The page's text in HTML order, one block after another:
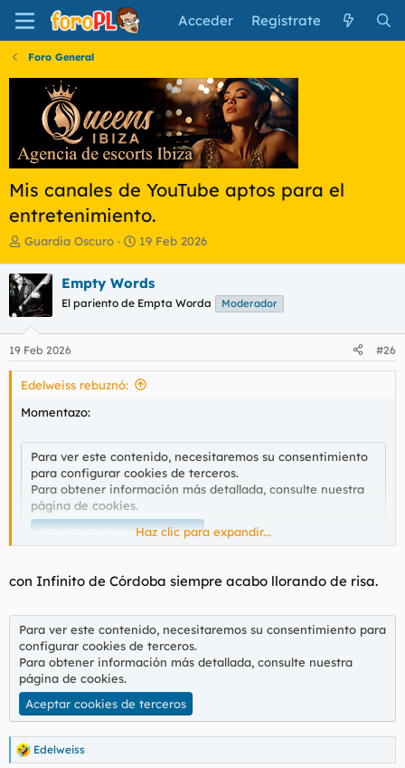
Acceder Regístrate
Foro General
Mis canales de YouTube aptos para el
entretenimiento.
I
i
c
i
a
d
o
r
d
l
m
Guardia Oscuro
F
h
a
e
n
i
19 Feb 2026
Empty Words
El pariento de Empta Worda Moderador
19 Feb 2026 #26
Edelweiss rebuznó:
Momentazo:
Para ver este contenido, necesitaremos su consentimiento
para configurar cookies de terceros.
Para obtener información más detallada, consulte nuestra
página de cookies.
Aceptar cookies de tercerosHaz clic para expandir...
con Infinito de Córdoba siempre acabo llorando de risa.
Para ver este contenido, necesitaremos su consentimiento para
configurar cookies de terceros.
Para obtener información más detallada, consulte nuestra
página de cookies.
Aceptar cookies de terceros
R
Edelweiss